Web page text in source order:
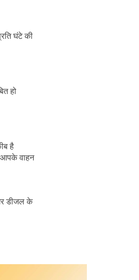
घंटे की
हो
है
आपके वाहन
डीजल के